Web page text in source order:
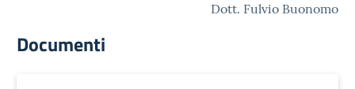
Dott. Fulvio Buonomo
Documenti